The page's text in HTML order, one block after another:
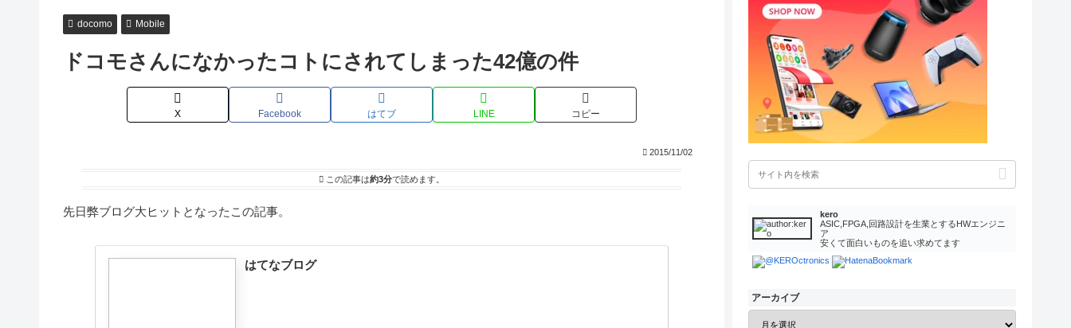
docomo Mobile
ドコモさんになかったコトにされてしまった42億の件
X Facebook はてブ LINE コピー
2015/11/02
この記事は約3分で読めます。
先日弊ブログ大ヒットとなったこの記事。
はてなブログ
kero
ASIC,FPGA,回路設計を生業とするHWエンジニ
ア
安くて面白いものを追い求めてます
アーカイブ